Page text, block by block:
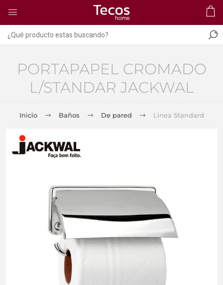
PORTAPAPEL CROMADO
L/STANDAR JACKWAL
Inicio Baños De pared Linea Standard